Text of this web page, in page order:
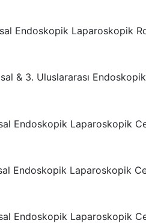
Endoskopik Laparoskopik
& 3. Uluslararası
Endoskopik Laparoskopik
Endoskopik Laparoskopik
Endoskopik Laparoskopik